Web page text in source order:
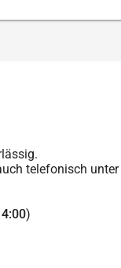
telefonisch unter
)